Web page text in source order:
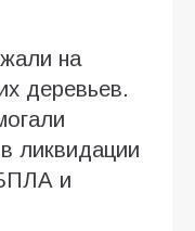
на
деревьев.
ликвидации
и